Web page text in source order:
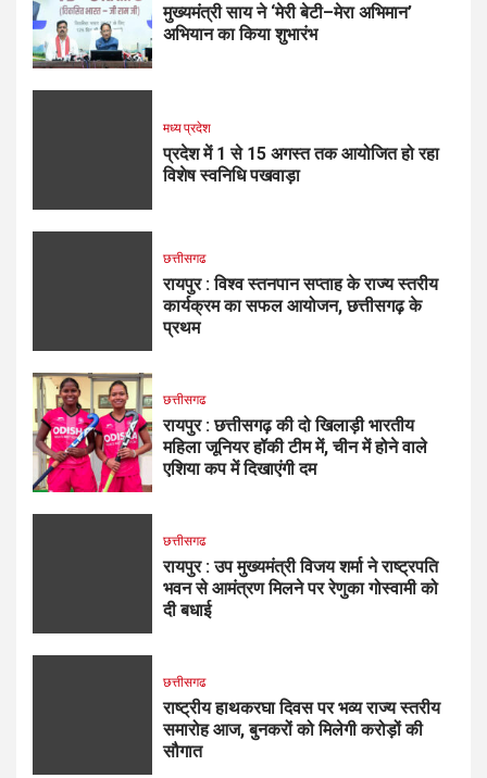
मुख्यमंत्री साय ने ‘मेरी बेटी–मेरा अभिमान’
अभियान का किया शुभारंभ
मध्य प्रदेश
प्रदेश में 1 से 15 अगस्त तक आयोजित हो रहा
विशेष स्वनिधि पखवाड़ा
छत्तीसगढ
रायपुर : विश्व स्तनपान सप्ताह के राज्य स्तरीय
कार्यक्रम का सफल आयोजन, छत्तीसगढ़ के
प्रथम
छत्तीसगढ
रायपुर : छत्तीसगढ़ की दो खिलाड़ी भारतीय
महिला जूनियर हॉकी टीम में, चीन में होने वाले
एशिया कप में दिखाएंगी दम
छत्तीसगढ
रायपुर : उप मुख्यमंत्री विजय शर्मा ने राष्ट्रपति
भवन से आमंत्रण मिलने पर रेणुका गोस्वामी को
दी बधाई
छत्तीसगढ
राष्ट्रीय हाथकरघा दिवस पर भव्य राज्य स्तरीय
समारोह आज, बुनकरों को मिलेगी करोड़ों की
सौगात